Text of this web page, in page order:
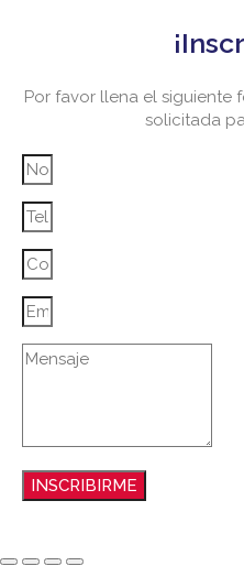
Por favor llena el siguiente
solicitada
INSCRIBIRME